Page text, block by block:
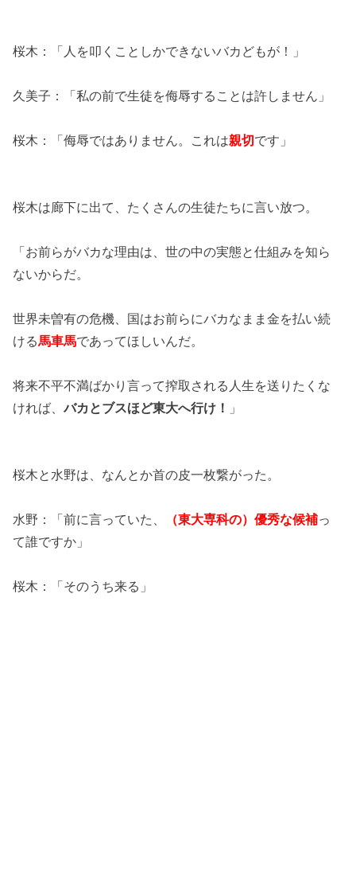
桜木：「人を叩くことしかできないバカどもが！」
久美子：「私の前で生徒を侮辱することは許しません」
桜木：「侮辱ではありません。これは親切です」
桜木は廊下に出て、たくさんの生徒たちに言い放つ。
「お前らがバカな理由は、世の中の実態と仕組みを知ら
ないからだ。
世界未曽有の危機、国はお前らにバカなまま金を払い続
ける馬車馬であってほしいんだ。
将来不平不満ばかり言って搾取される人生を送りたくな
ければ、バカとブスほど東大へ行け！ 」
桜木と水野は、なんとか首の皮一枚繋がった。
水野：「前に言っていた、 （東大専科の）優秀な候補っ
て誰ですか」
桜木：「そのうち来る」